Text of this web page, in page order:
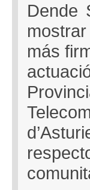
Dende
más